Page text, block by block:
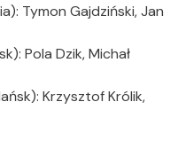
Tymon Gajdziński, Jan
Pola Dzik, Michał
Krzysztof Królik,